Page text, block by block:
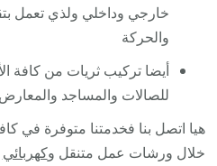
خارجي وداخلي ولذي تعمل
والحركة
أيضا تركيب ثريات من كافة
للصالات والمساجد والمعارض
هيا اتصل بنا فخدمتنا متوفرة في
خلال ورشات عمل متنقل وكهربائي